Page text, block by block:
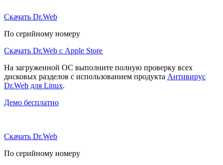
Скачать Dr.Web
По серийному номеру
Скачать Dr.Web с Apple Store
На загруженной ОС выполните полную проверку всех
дисковых разделов с использованием продукта Антивирус
Dr.Web для Linux.
Демо бесплатно
Скачать Dr.Web
По серийному номеру